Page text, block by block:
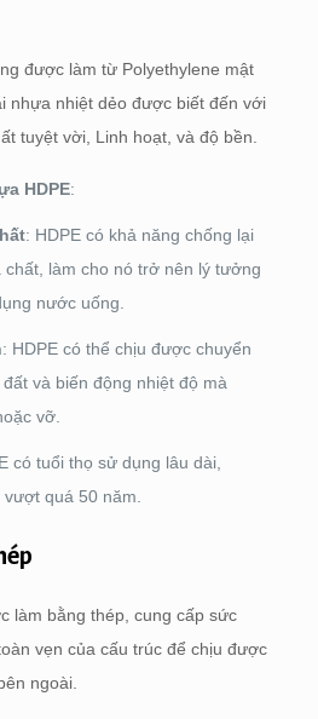
được làm từ Polyethylene mật
nhựa nhiệt dẻo được biết đến với
tuyệt vời, Linh hoạt, và độ bền.
HDPE:
: HDPE có khả năng chống lại
chất, làm cho nó trở nên lý tưởng
nước uống.
: HDPE có thể chịu được chuyển
và biến động nhiệt độ mà
vỡ.
có tuổi thọ sử dụng lâu dài,
quá 50 năm.
làm bằng thép, cung cấp sức
vẹn của cấu trúc để chịu được
ngoài.